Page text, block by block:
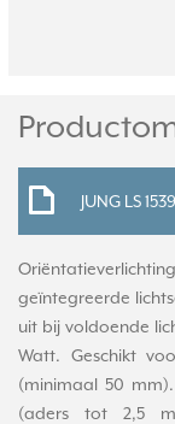
JUNG LS
geïntegreerde
uit bij voldoende
Watt. Geschikt
(minimaal 50
(aders tot 2,5